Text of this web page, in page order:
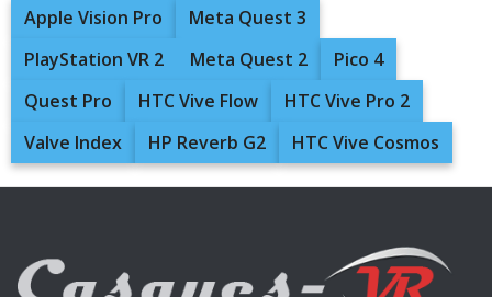
Apple Vision Pro
Meta Quest 3
PlayStation VR 2
Meta Quest 2
Pico 4
Quest Pro
HTC Vive Flow
HTC Vive Pro 2
Valve Index
HP Reverb G2 HTC Vive Cosmos